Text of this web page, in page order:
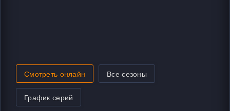
Смотреть онлайн Все сезоны
График серий